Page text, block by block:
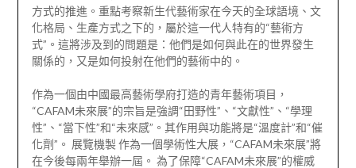
方式的推進。重點考察新生代藝術家在今天的全球語境、文
化格局、生產方式之下的，屬於這一代人特有的“藝術方
式”。這將涉及到的問題是：他們是如何與此在的世界發生
關係的，又是如何投射在他們的藝術中的。
作為一個由中國最高藝術學府打造的青年藝術項目，
“CAFAM未來展”的宗旨是強調“田野性”、“文獻性”、“學理
性”、“當下性”和“未來感”。其作用與功能將是“溫度計”和“催
化劑”。 展覽機製 作為一個學術性大展，“CAFAM未來展”將
在今後每兩年舉辦一屆。 為了保障“CAFAM未來展”的權威